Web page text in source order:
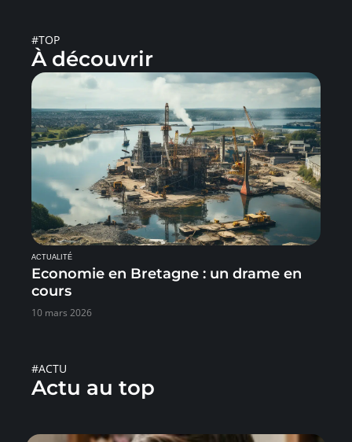
#TOP
À découvrir
ACTUALITÉ
Economie en Bretagne : un drame en
cours
10 mars 2026
#ACTU
Actu au top